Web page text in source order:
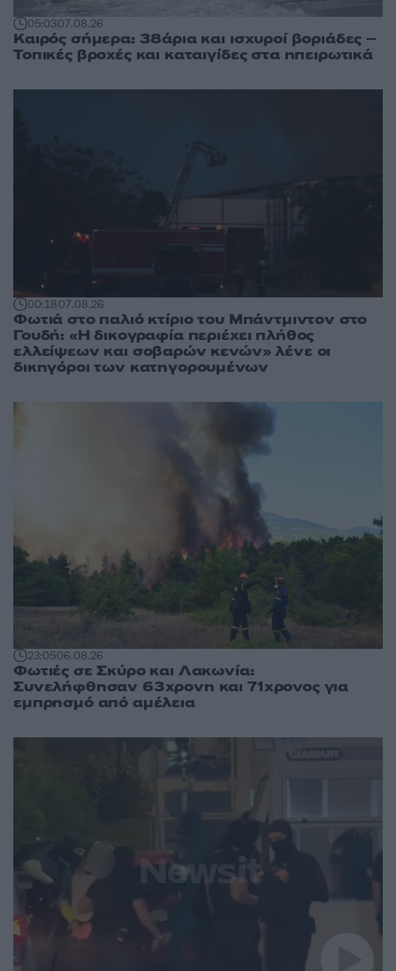
05:0307.08.26
Καιρός σήμερα: 38άρια και ισχυροί βοριάδες –
Τοπικές βροχές και καταιγίδες στα ηπειρωτικά
00:1807.08.26
Φωτιά στο παλιό κτίριο του Μπάντμιντον στο
Γουδή: «Η δικογραφία περιέχει πλήθος
ελλείψεων και σοβαρών κενών» λένε οι
δικηγόροι των κατηγορουμένων
23:0506.08.26
Φωτιές σε Σκύρο και Λακωνία:
Συνελήφθησαν 63χρονη και 71χρονος για
εμπρησμό από αμέλεια